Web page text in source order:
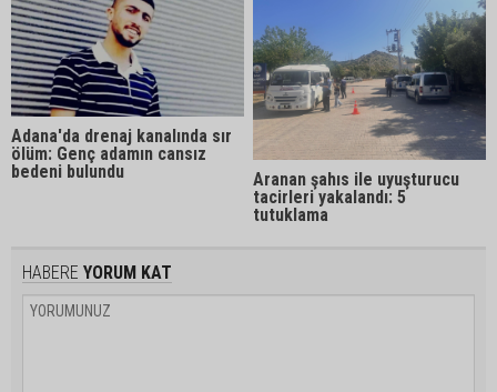
Adana'da drenaj kanalında sır
ölüm: Genç adamın cansız
bedeni bulundu
Aranan şahıs ile uyuşturucu
tacirleri yakalandı: 5
tutuklama
HABERE YORUM KAT